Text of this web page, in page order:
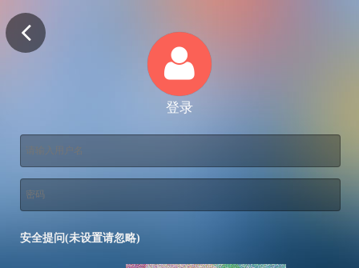
登录
安全提问(未设置请忽略)